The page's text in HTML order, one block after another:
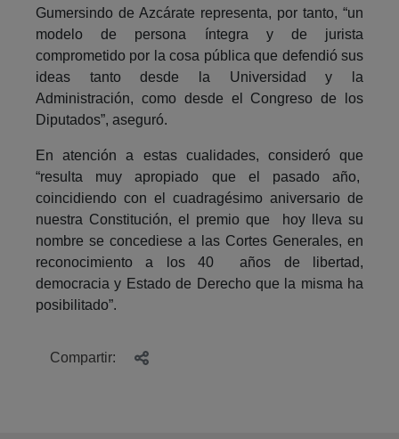
Gumersindo de Azcárate representa, por tanto, “un
modelo de persona íntegra y de jurista
comprometido por la cosa pública que defendió sus
ideas tanto desde la Universidad y la
Administración, como desde el Congreso de los
Diputados”, aseguró.
En atención a estas cualidades, consideró que
“resulta muy apropiado que el pasado año,
coincidiendo con el cuadragésimo aniversario de
nuestra Constitución, el premio que hoy lleva su
nombre se concediese a las Cortes Generales, en
reconocimiento a los 40 años de libertad,
democracia y Estado de Derecho que la misma ha
posibilitado”.
Compartir: